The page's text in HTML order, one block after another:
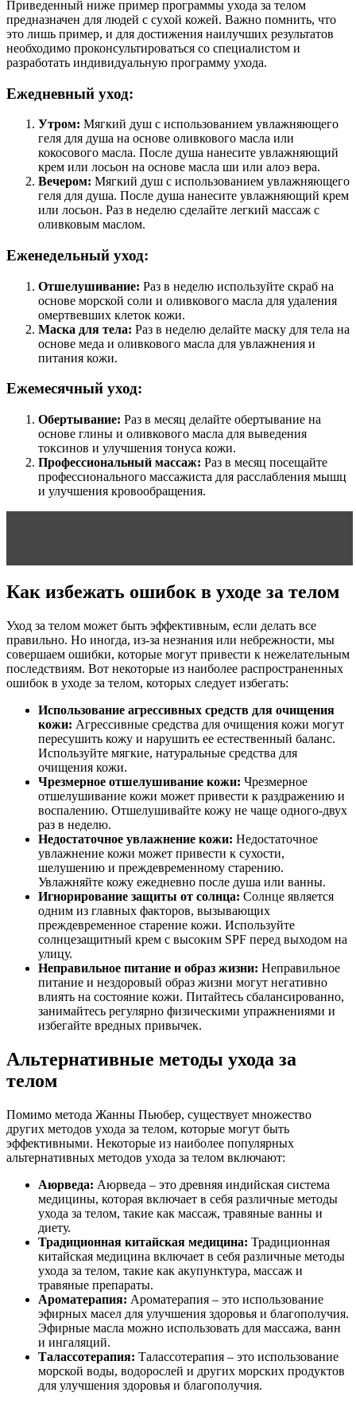
Приведенный ниже пример программы ухода за телом
предназначен для людей с сухой кожей. Важно помнить, что
это лишь пример, и для достижения наилучших результатов
необходимо проконсультироваться со специалистом и
разработать индивидуальную программу ухода.
Ежедневный уход:
Утром: Мягкий душ с использованием увлажняющего
геля для душа на основе оливкового масла или
кокосового масла. После душа нанесите увлажняющий
крем или лосьон на основе масла ши или алоэ вера.
Вечером: Мягкий душ с использованием увлажняющего
геля для душа. После душа нанесите увлажняющий крем
или лосьон. Раз в неделю сделайте легкий массаж с
оливковым маслом.
Еженедельный уход:
Отшелушивание: Раз в неделю используйте скраб на
основе морской соли и оливкового масла для удаления
омертвевших клеток кожи.
Маска для тела: Раз в неделю делайте маску для тела на
основе меда и оливкового масла для увлажнения и
питания кожи.
Ежемесячный уход:
Обертывание: Раз в месяц делайте обертывание на
основе глины и оливкового масла для выведения
токсинов и улучшения тонуса кожи.
Профессиональный массаж: Раз в месяц посещайте
профессионального массажиста для расслабления мышц
и улучшения кровообращения.
Как избежать ошибок в уходе за телом
Уход за телом может быть эффективным, если делать все
правильно. Но иногда, из-за незнания или небрежности, мы
совершаем ошибки, которые могут привести к нежелательным
последствиям. Вот некоторые из наиболее распространенных
ошибок в уходе за телом, которых следует избегать:
Использование агрессивных средств для очищения
кожи: Агрессивные средства для очищения кожи могут
пересушить кожу и нарушить ее естественный баланс.
Используйте мягкие, натуральные средства для
очищения кожи.
Чрезмерное отшелушивание кожи: Чрезмерное
отшелушивание кожи может привести к раздражению и
воспалению. Отшелушивайте кожу не чаще одного-двух
раз в неделю.
Недостаточное увлажнение кожи: Недостаточное
увлажнение кожи может привести к сухости,
шелушению и преждевременному старению.
Увлажняйте кожу ежедневно после душа или ванны.
Игнорирование защиты от солнца: Солнце является
одним из главных факторов, вызывающих
преждевременное старение кожи. Используйте
солнцезащитный крем с высоким SPF перед выходом на
улицу.
Неправильное питание и образ жизни: Неправильное
питание и нездоровый образ жизни могут негативно
влиять на состояние кожи. Питайтесь сбалансированно,
занимайтесь регулярно физическими упражнениями и
избегайте вредных привычек.
Альтернативные методы ухода за
телом
Помимо метода Жанны Пьюбер, существует множество
других методов ухода за телом, которые могут быть
эффективными. Некоторые из наиболее популярных
альтернативных методов ухода за телом включают:
Аюрведа: Аюрведа – это древняя индийская система
медицины, которая включает в себя различные методы
ухода за телом, такие как массаж, травяные ванны и
диету.
Традиционная китайская медицина: Традиционная
китайская медицина включает в себя различные методы
ухода за телом, такие как акупунктура, массаж и
травяные препараты.
Ароматерапия: Ароматерапия – это использование
эфирных масел для улучшения здоровья и благополучия.
Эфирные масла можно использовать для массажа, ванн
и ингаляций.
Талассотерапия: Талассотерапия – это использование
морской воды, водорослей и других морских продуктов
для улучшения здоровья и благополучия.